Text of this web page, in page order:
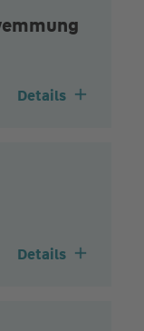
Details
Details